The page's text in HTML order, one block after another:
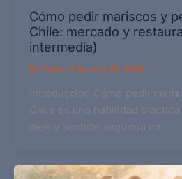
Cómo pedir mariscos y
Chile: mercado y
intermedia)
By Pablo / February 25, 2026
Introducción Cómo pedir
Chile es una habilidad
bien y sentirte seguro/a en